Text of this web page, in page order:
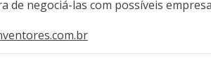
negociá-las com possíveis